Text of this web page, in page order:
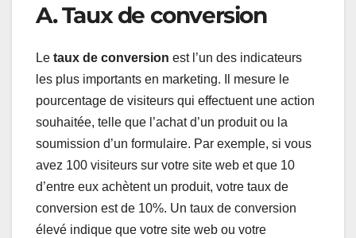
A. Taux de conversion
Le taux de conversion est l’un des indicateurs
les plus importants en marketing. Il mesure le
pourcentage de visiteurs qui effectuent une action
souhaitée, telle que l’achat d’un produit ou la
soumission d’un formulaire. Par exemple, si vous
avez 100 visiteurs sur votre site web et que 10
d’entre eux achètent un produit, votre taux de
conversion est de 10%. Un taux de conversion
élevé indique que votre site web ou votre